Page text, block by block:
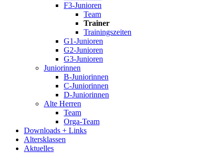
F3-Junioren
Team
Trainer
Trainingszeiten
G1-Junioren
G2-Junioren
G3-Junioren
Juniorinnen
B-Juniorinnen
C-Juniorinnen
D-Juniorinnen
Alte Herren
Team
Orga-Team
Downloads + Links
Altersklassen
Aktuelles